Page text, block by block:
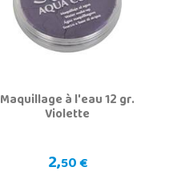
Maquillage à l'eau 12 gr.
Violette
2,50 €